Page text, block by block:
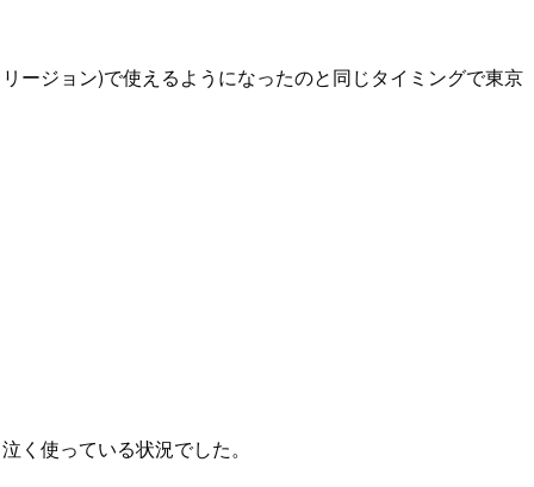
ージョン)で使えるようになったのと同じタイミングで東京
く使っている状況でした。